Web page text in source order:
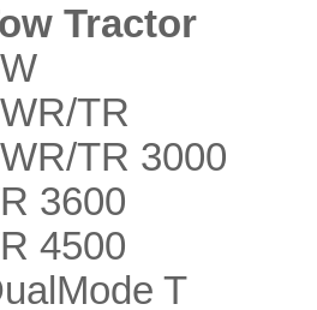
Tractor
TR
TR 3000
3600
4500
T